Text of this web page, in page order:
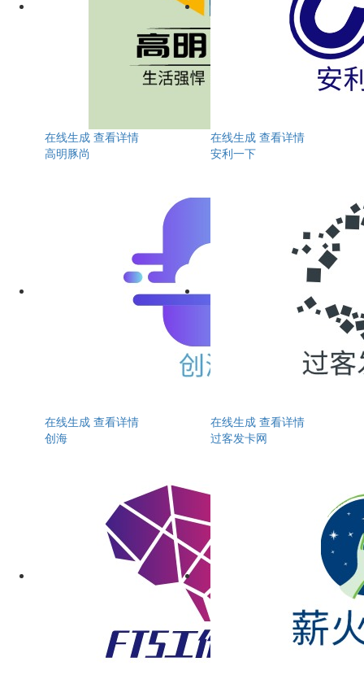
在线生成 查看详情
高明豚尚
在线生成 查看详情
安利一下
在线生成 查看详情
创海
在线生成 查看详情
过客发卡网